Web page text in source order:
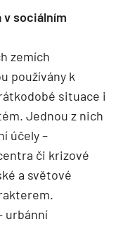
sociálním
zemích
používány k
situace i
Jednou z nich
účely –
či krizové
a světové
urbánní